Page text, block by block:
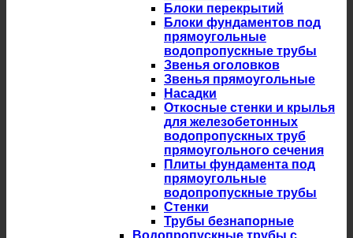
Блоки перекрытий
Блоки фундаментов под
прямоугольные
водопропускные трубы
Звенья оголовков
Звенья прямоугольные
Насадки
Откосные стенки и крылья
для железобетонных
водопропускных труб
прямоугольного сечения
Плиты фундамента под
прямоугольные
водопропускные трубы
Стенки
Трубы безнапорные
Водопропускные трубы с